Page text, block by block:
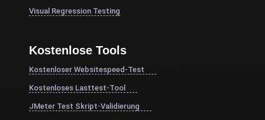
Visual Regression Testing
Kostenlose Tools
Kostenloser Websitespeed-Test
Kostenloses Lasttest-Tool
JMeter Test Skript-Validierung